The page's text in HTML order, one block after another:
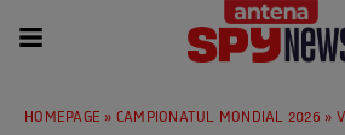
HOMEPAGE » CAMPIONATUL MONDIAL 2026 »